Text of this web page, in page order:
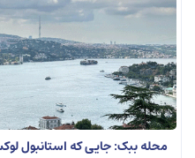
محله ببک: جایی که استانبول